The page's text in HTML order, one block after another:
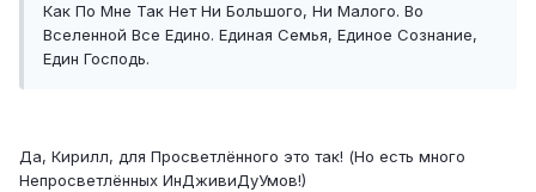
Как По Мне Так Нет Ни Большого, Ни Малого. Во
Вселенной Все Едино. Единая Семья, Единое Сознание,
Един Господь.
Да, Кирилл, для Просветлённого это так! (Но есть много
Непросветлённых ИнДживиДуУмов!)